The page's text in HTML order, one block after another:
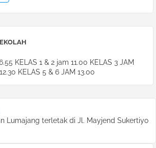
KELAS 1 & 2 jam 11.00 KELAS 3 JAM
KELAS 5 & 6 JAM 13.00
Lumajang terletak di Jl. Mayjend Sukertiyo